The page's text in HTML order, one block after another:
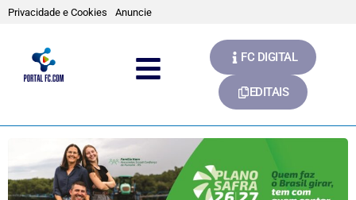
Privacidade e Cookies Anuncie
FC DIGITAL
EDITAIS